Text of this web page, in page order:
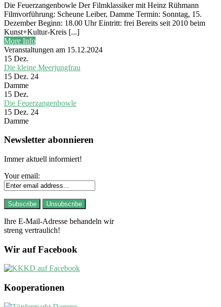
Die Feuerzangenbowle Der Filmklassiker mit Heinz Rühmann
Filmvorführung: Scheune Leiber, Damme Termin: Sonntag, 15.
Dezember Beginn: 18.00 Uhr Eintritt: frei Bereits seit 2010 beim
Kunst+Kultur-Kreis [...]
More Info
Veranstaltungen am 15.12.2024
15 Dez.
Die kleine Meerjungfrau
15 Dez. 24
Damme
15 Dez.
Die Feuerzangenbowle
15 Dez. 24
Damme
Newsletter abonnieren
Immer aktuell informiert!
Your email:
Ihre E-Mail-Adresse behandeln wir
streng vertraulich!
Wir auf Facebook
Kooperationen